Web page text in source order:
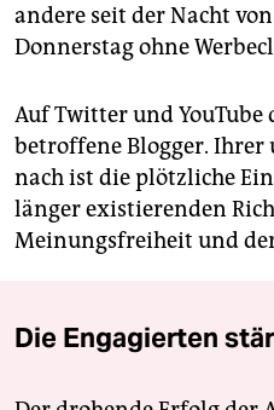
andere seit der Nacht
Donnerstag ohne
Auf Twitter und
betroffene Blogger.
nach ist die plötzliche
länger existierenden
Meinungsfreiheit und
Die Engagierten